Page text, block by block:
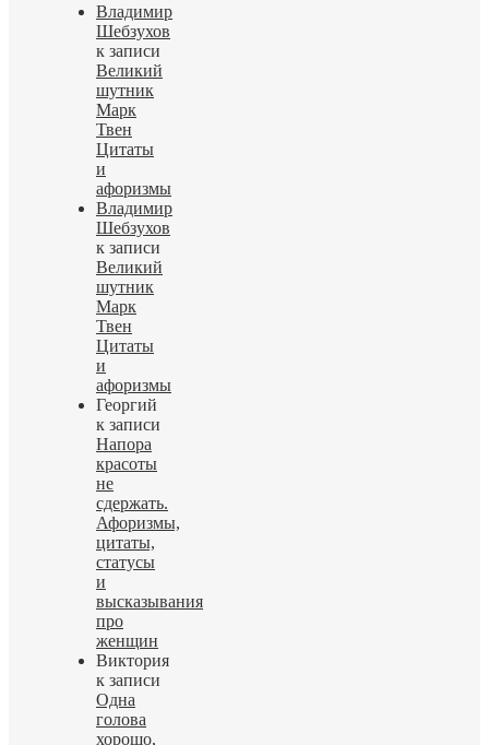
Владимир
Шебзухов
к записи
Великий
шутник
Марк
Твен
Цитаты
и
афоризмы
Владимир
Шебзухов
к записи
Великий
шутник
Марк
Твен
Цитаты
и
афоризмы
Георгий
к записи
Напора
красоты
не
сдержать.
Афоризмы,
цитаты,
статусы
и
высказывания
про
женщин
Виктория
к записи
Одна
голова
хорошо,